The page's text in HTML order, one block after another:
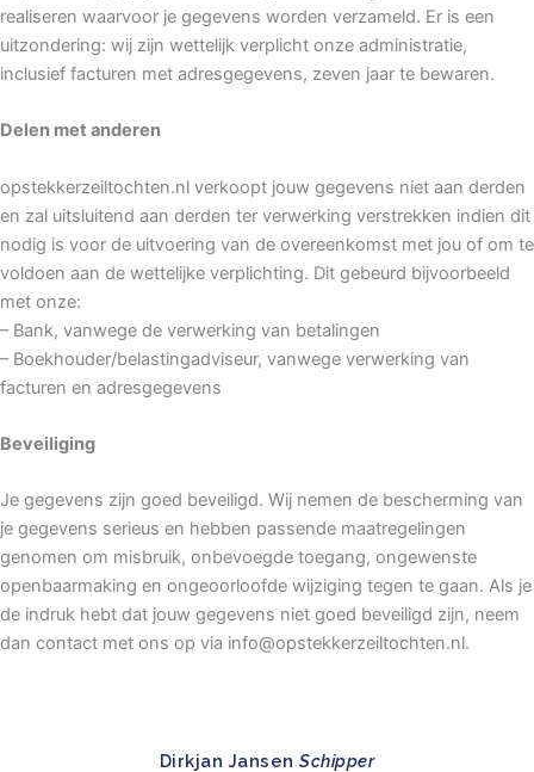
realiseren waarvoor je gegevens worden verzameld. Er is een
uitzondering: wij zijn wettelijk verplicht onze administratie,
inclusief facturen met adresgegevens, zeven jaar te bewaren.
Delen met anderen
opstekkerzeiltochten.nl verkoopt jouw gegevens niet aan derden
en zal uitsluitend aan derden ter verwerking verstrekken indien dit
nodig is voor de uitvoering van de overeenkomst met jou of om te
voldoen aan de wettelijke verplichting. Dit gebeurd bijvoorbeeld
met onze:
– Bank, vanwege de verwerking van betalingen
– Boekhouder/belastingadviseur, vanwege verwerking van
facturen en adresgegevens
Beveiliging
Je gegevens zijn goed beveiligd. Wij nemen de bescherming van
je gegevens serieus en hebben passende maatregelingen
genomen om misbruik, onbevoegde toegang, ongewenste
openbaarmaking en ongeoorloofde wijziging tegen te gaan. Als je
de indruk hebt dat jouw gegevens niet goed beveiligd zijn, neem
dan contact met ons op via info@opstekkerzeiltochten.nl.
Dirkjan JansenSchipper